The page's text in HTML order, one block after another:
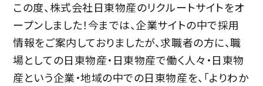
この度、株式会社日東物産のリクルートサイトをオ
ープンしました！今までは、企業サイトの中で採用
情報をご案内しておりましたが、求職者の方に、職
場としての日東物産・日東物産で働く人々・日東物
産という企業・地域の中での日東物産を、「よりわか